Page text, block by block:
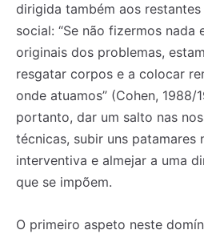
dirigida também aos
social: “Se não fizermos nada
originais dos problemas,
resgatar corpos e a colocar
onde atuamos” (Cohen,
portanto, dar um salto nas
técnicas, subir uns patamares
interventiva e almejar a uma
que se impõem.
O primeiro aspeto neste